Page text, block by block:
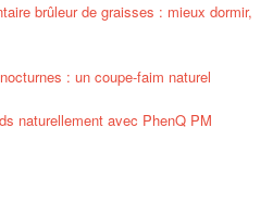
brûleur de graisses : mieux dormir,
: un coupe-faim naturel
naturellement avec PhenQ PM